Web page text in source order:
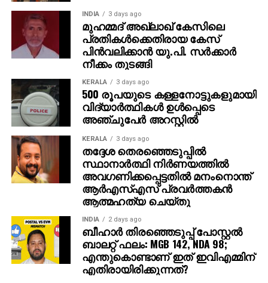
അനുഭവിച്ചതെന്ന് പരാതിയില്‍ പറയുന്നു. ഈ
പരാതിയില്‍ ശൈലജ ഒരു നടപടിയും
സ്വീകരിക്കാത്തതാണ് കോടതിയുടെ വിധിന്യായത്തില്‍
എടുത്ത് പറയുന്നത്.
INDIA 3 days ago
മുഹമ്മദ് അഖ്‌ലാഖ് കേസിലെ
പ്രതികള്‍ക്കെതിരായ കേസ്
പിന്‍വലിക്കാന്‍ യു.പി. സര്‍ക്കാര്‍
നീക്കം തുടങ്ങി
KERALA 3 days ago
500 രൂപയുടെ കള്ളനോട്ടുകളുമായി
വിദ്യാര്‍ത്ഥികള്‍ ഉള്‍പ്പെടെ
അഞ്ചുപേര്‍ അറസ്റ്റില്‍
KERALA 3 days ago
തദ്ദേശ തെരഞ്ഞെടുപ്പില്‍
സ്ഥാനാര്‍ത്ഥി നിര്‍ണയത്തില്‍
അവഗണിക്കപ്പെട്ടതില്‍ മനംനൊന്ത്
ആര്‍എസ്എസ് പ്രവര്‍ത്തകന്‍
ആത്മഹത്യ ചെയ്തു
INDIA 2 days ago
ബീഹാർ തിരഞ്ഞെടുപ്പ് പോസ്റ്റൽ
ബാലറ്റ് ഫലം: MGB 142, NDA 98;
എന്തുകൊണ്ടാണ് ഇത് ഇവിഎമ്മിന്
എതിരായിരിക്കുന്നത്?